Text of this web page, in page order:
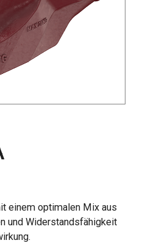
einem optimalen Mix aus
und Widerstandsfähigkeit